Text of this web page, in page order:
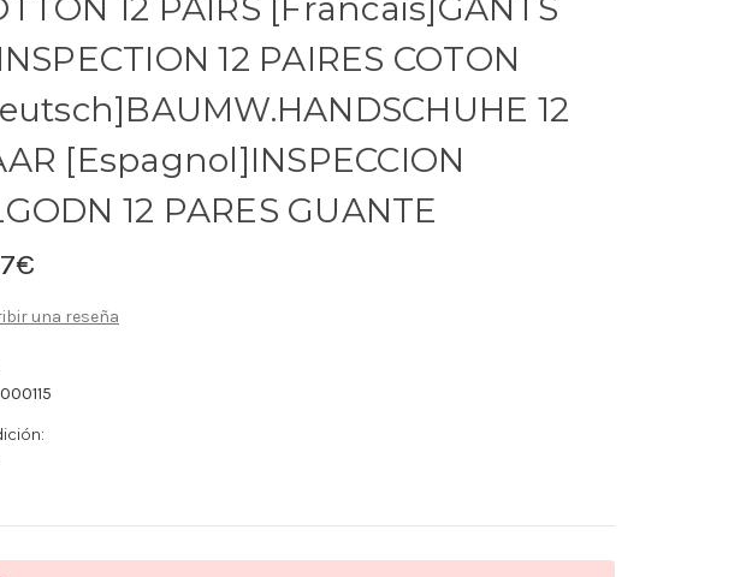
12 PAIRS [Francais]GANTS
12 PAIRES COTON
12
[Espagnol]INSPECCION
12 PARES GUANTE
una reseña